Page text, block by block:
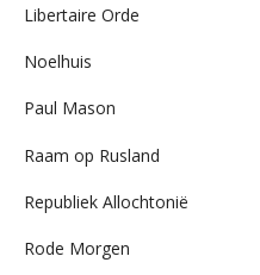
Libertaire Orde
Noelhuis
Paul Mason
Raam op Rusland
Republiek Allochtonië
Rode Morgen